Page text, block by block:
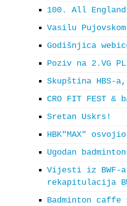
100. All England
Vasilu
Godišnjica
Poziv na 2.VG
Skupština HBS-
CRO FIT FEST
Sretan Uskrs!
HBK"MAX"
Ugodan
Vijesti iz BWF-
rekapitulacija
Badminton